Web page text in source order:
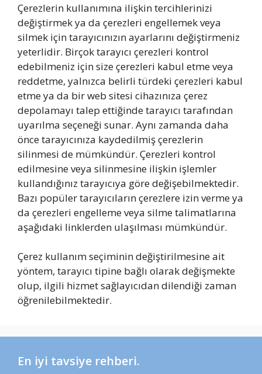
Çerezlerin kullanımına ilişkin tercihlerinizi
değiştirmek ya da çerezleri engellemek veya
silmek için tarayıcınızın ayarlarını değiştirmeniz
yeterlidir. Birçok tarayıcı çerezleri kontrol
edebilmeniz için size çerezleri kabul etme veya
reddetme, yalnızca belirli türdeki çerezleri kabul
etme ya da bir web sitesi cihazınıza çerez
depolamayı talep ettiğinde tarayıcı tarafından
uyarılma seçeneği sunar. Aynı zamanda daha
önce tarayıcınıza kaydedilmiş çerezlerin
silinmesi de mümkündür. Çerezleri kontrol
edilmesine veya silinmesine ilişkin işlemler
kullandığınız tarayıcıya göre değişebilmektedir.
Bazı popüler tarayıcıların çerezlere izin verme ya
da çerezleri engelleme veya silme talimatlarına
aşağıdaki linklerden ulaşılması mümkündür.
Çerez kullanım seçiminin değiştirilmesine ait
yöntem, tarayıcı tipine bağlı olarak değişmekte
olup, ilgili hizmet sağlayıcıdan dilendiği zaman
öğrenilebilmektedir.
En iyi tavsiye rehberi.